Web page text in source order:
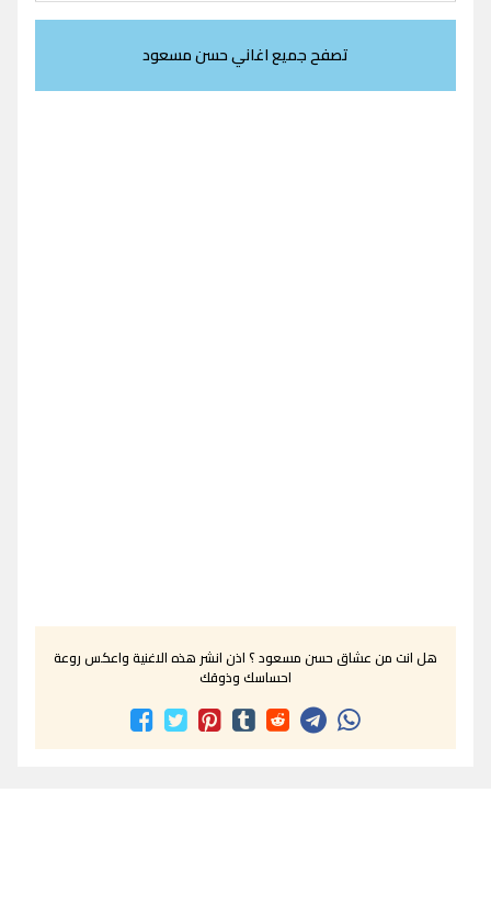
تصفح جميع اغاني حسن مسعود
هل انت من عشاق حسن مسعود ؟ اذن انشر هذه الاغنية واعكس روعة
احساسك وذوقك